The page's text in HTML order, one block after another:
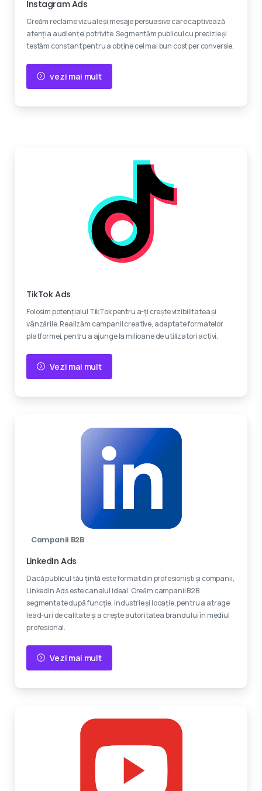
Instagram Ads
Creăm reclame vizuale și mesaje persuasive care captivează
atenția audienței potrivite. Segmentăm publicul cu precizie și
testăm constant pentru a obține cel mai bun cost per conversie.
vezi mai mult
TikTok Ads
Folosim potențialul TikTok pentru a-ți crește vizibilitatea și
vânzările. Realizăm campanii creative, adaptate formatelor
platformei, pentru a ajunge la milioane de utilizatori activi.
Vezi mai mult
Campanii B2B
LinkedIn Ads
Dacă publicul tău țintă este format din profesioniști și companii,
LinkedIn Ads este canalul ideal. Creăm campanii B2B
segmentate după funcție, industrie și locație, pentru a atrage
lead-uri de calitate și a crește autoritatea brandului în mediul
profesional.
Vezi mai mult